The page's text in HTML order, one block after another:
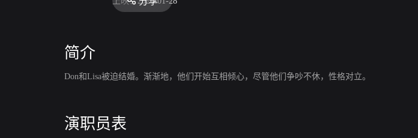
简介
Don和Lisa被迫结婚。渐渐地，他们开始互相倾心，尽管他们争吵不休，性格对立。
演职员表